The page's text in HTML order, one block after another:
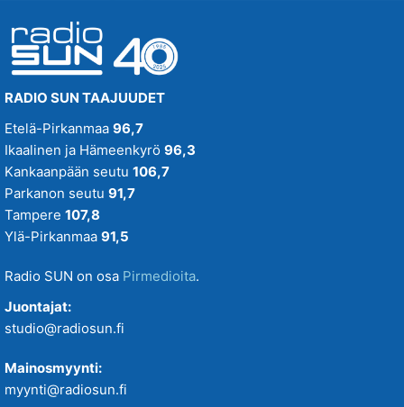
RADIO SUN TAAJUUDET
Etelä-Pirkanmaa 96,7
Ikaalinen ja Hämeenkyrö 96,3
Kankaanpään seutu 106,7
Parkanon seutu 91,7
Tampere 107,8
Ylä-Pirkanmaa 91,5
Radio SUN on osa Pirmedioita.
Juontajat:
studio@radiosun.fi
Mainosmyynti:
myynti@radiosun.fi